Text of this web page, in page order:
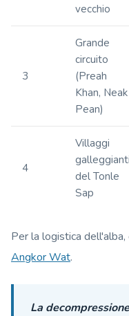
vecchio
3
Grande
circuito
(Preah
Khan, Neak
Pean)
4
Villaggi
galleggianti
del Tonle
Sap
Per la logistica
Angkor Wat.
La